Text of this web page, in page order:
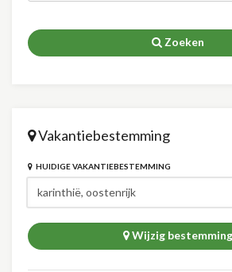
Zoeken
Vakantiebestemming
HUIDIGE VAKANTIEBESTEMMING
Wijzig bestemming